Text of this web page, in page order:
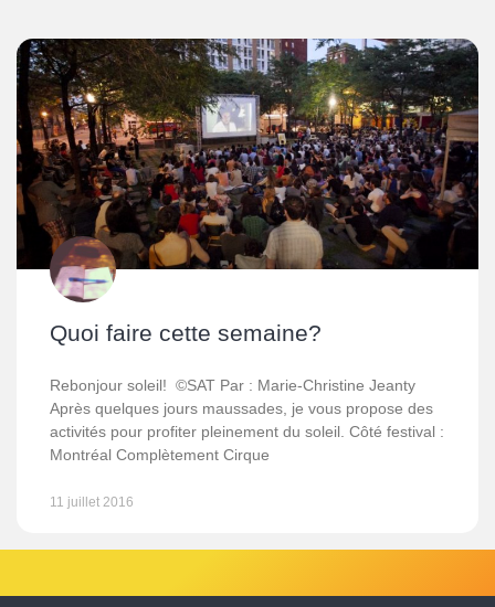
Quoi faire cette semaine?
Rebonjour soleil! ©SAT Par : Marie-Christine Jeanty
Après quelques jours maussades, je vous propose des
activités pour profiter pleinement du soleil. Côté festival :
Montréal Complètement Cirque
11 juillet 2016